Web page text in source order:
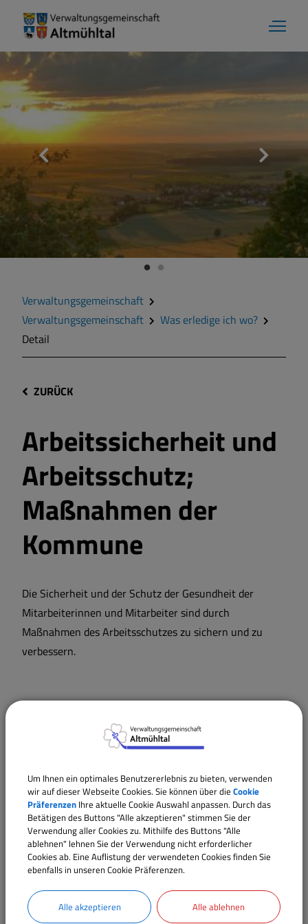
Verwaltungsgemeinschaft
Verwaltungsgemeinschaft
Was erledige ich wo?
Detail
ZURÜCK
Arbeitssicherheit und
Arbeitsschutz;
Maßnahmen der
Kommune
Die Sicherheit und der Schutz der Gesundheit der
Mitarbeiterinnen und Mitarbeiter sind durch
Maßnahmen des Arbeitsschutzes zu sichern und zu
verbessern.
Langbeschreibung
Rechtsgrundlagen
Verantwortliche Behörde
Ansprechpartner:
ElenaRudi
Tel.:09146 94294-20
E-Mail:
e.rudi@vgem-altmuehltal.de
Um Ihnen ein optimales Benutzererlebnis zu bieten, verwenden
wir auf dieser Webseite Cookies. Sie können über die Cookie
Präferenzen Ihre aktuelle Cookie Auswahl anpassen. Durch das
Betätigen des Buttons "Alle akzeptieren" stimmen Sie der
Verwendung aller Cookies zu. Mithilfe des Buttons "Alle
ablehnen" lehnen Sie der Verwendung nicht erforderlicher
Cookies ab. Eine Auflistung der verwendeten Cookies finden Sie
ebenfalls in unseren Cookie Präferenzen.
Alle akzeptieren Alle ablehnen